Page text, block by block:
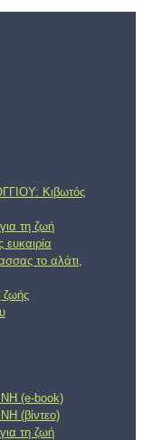
Κιβωτός
τη ζωή
το αλάτι,
(e-book)
(βίντεο)
τη ζωή